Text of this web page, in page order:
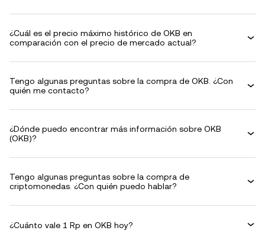
¿Cuál es el precio máximo histórico de OKB en
comparación con el precio de mercado actual?
Tengo algunas preguntas sobre la compra de OKB. ¿Con
quién me contacto?
¿Dónde puedo encontrar más información sobre OKB
(OKB)?
Tengo algunas preguntas sobre la compra de
criptomonedas. ¿Con quién puedo hablar?
¿Cuánto vale 1 Rp en OKB hoy?